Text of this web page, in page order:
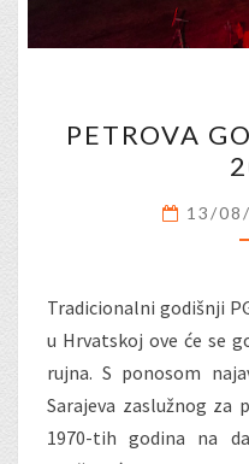
PETROVA
13/
Tradicionalni godišnji
u Hrvatskoj ove će se
rujna. S ponosom
Sarajeva zaslužnog za
1970-tih godina na